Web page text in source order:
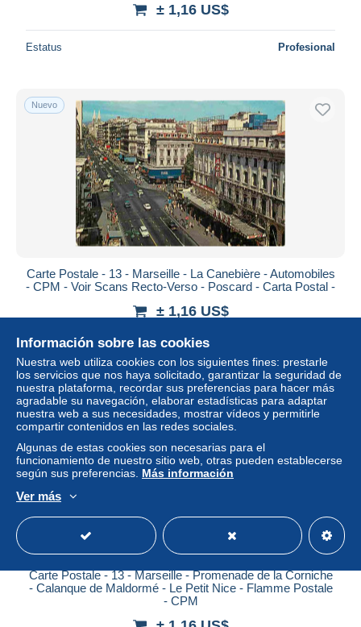
± 1,16 US$
Estatus Profesional
Nuevo
Carte Postale - 13 - Marseille - La Canebière - Automobiles
- CPM - Voir Scans Recto-Verso - Poscard - Carta Postal -
± 1,16 US$
Estatus
Nuevo
Carte Postale - 13 - Marseille - Promenade de la Corniche
- Calanque de Maldormé - Le Petit Nice - Flamme Postale
- CPM
Información sobre las cookies
Nuestra web utiliza cookies con los siguientes fines: prestarle
los servicios que nos haya solicitado, garantizar la seguridad de
nuestra plataforma, recordar sus preferencias para hacer más
agradable su navegación, elaborar estadísticas para adaptar
nuestra web a sus necesidades, mostrar vídeos y permitirle
compartir contenidos en las redes sociales.
Algunas de estas cookies son necesarias para el
funcionamiento de nuestro sitio web, otras pueden establecerse
según sus preferencias. Más información
Ver más